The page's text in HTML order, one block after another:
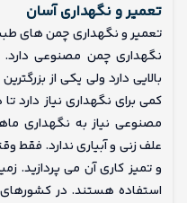
تعمیر و نگهداری آسان
تعمیر و نگهداری چمن های
نگهداری چمن مصنوعی
بالایی دارد ولی یکی از
کمی برای نگهداری نیاز دارد
مصنوعی نیاز به نگهداری
علف زنی و آبیاری ندارد. فقط
و تمیز کاری آن می
استفاده هستند. در